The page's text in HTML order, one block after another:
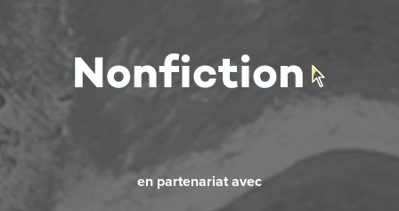
en partenariat avec